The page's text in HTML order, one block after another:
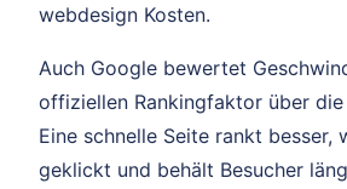
webdesign Kosten.
Auch Google bewertet
offiziellen Rankingfaktor über die
Eine schnelle Seite rankt besser,
geklickt und behält Besucher